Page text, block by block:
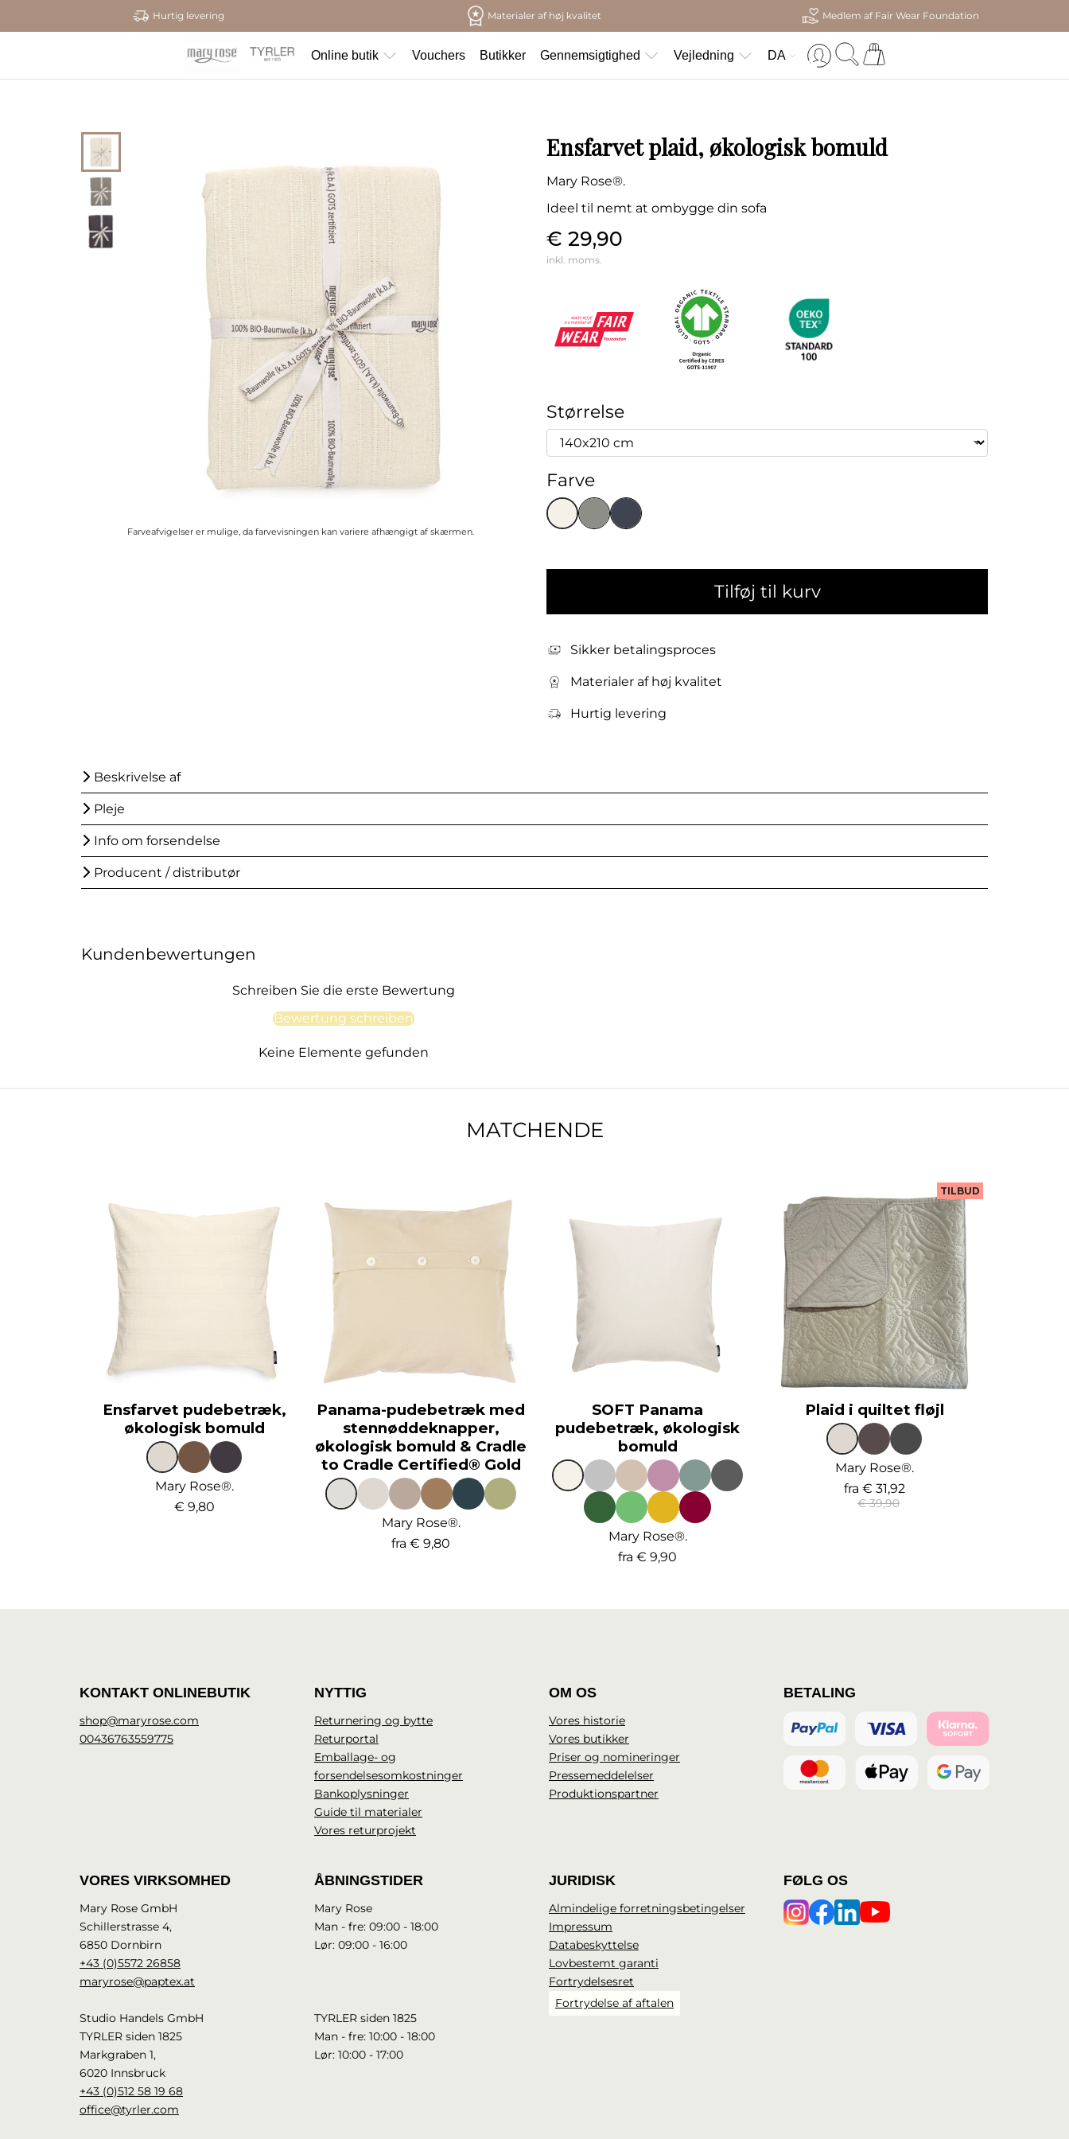
Hurtig levering Materialer af høj kvalitet Medlem af Fair Wear Foundation
Online butik Vouchers Butikker Gennemsigtighed Vejledning DA
Farveafvigelser er mulige, da farvevisningen kan variere afhængigt af skærmen.
Ensfarvet plaid, økologisk bomuld
Mary Rose®.
Ideel til nemt at ombygge din sofa
€ 29,90
inkl. moms.
Størrelse
Farve
Tilføj til kurv
Sikker betalingsproces
Materialer af høj kvalitet
Hurtig levering
Beskrivelse af
Pleje
Info om forsendelse
Producent / distributør
Kundenbewertungen
Schreiben Sie die erste Bewertung
Bewertung schreiben
Keine Elemente gefunden
MATCHENDE
Ensfarvet pudebetræk,
økologisk bomuld
Mary Rose®.
€ 9,80
Panama-pudebetræk med
stennøddeknapper,
økologisk bomuld & Cradle
to Cradle Certified® Gold
Mary Rose®.
fra€ 9,80
SOFT Panama
pudebetræk, økologisk
bomuld
Mary Rose®.
fra€ 9,90
Plaid i quiltet fløjl
TILBUD
Mary Rose®.
fra € 31,92
€ 39,90
KONTAKT ONLINEBUTIK
shop@maryrose.com
00436763559775
NYTTIG
Returnering og bytte
Returportal
Emballage- og
forsendelsesomkostninger
Bankoplysninger
Guide til materialer
Vores returprojekt
OM OS
Vores historie
Vores butikker
Priser og nomineringer
Pressemeddelelser
Produktionspartner
BETALING
VORES VIRKSOMHED
Mary Rose GmbH
Schillerstrasse 4,
6850 Dornbirn
+43 (0)5572 26858
maryrose@paptex.at
Studio Handels GmbH
TYRLER siden 1825
Markgraben 1,
6020 Innsbruck
+43 (0)512 58 19 68
office@tyrler.com
ÅBNINGSTIDER
Mary Rose
Man - fre: 09:00 - 18:00
Lør: 09:00 - 16:00
TYRLER siden 1825
Man - fre: 10:00 - 18:00
Lør: 10:00 - 17:00
JURIDISK
Almindelige forretningsbetingelser
Impressum
Databeskyttelse
Lovbestemt garanti
Fortrydelsesret
Fortrydelse af aftalen
FØLG OS